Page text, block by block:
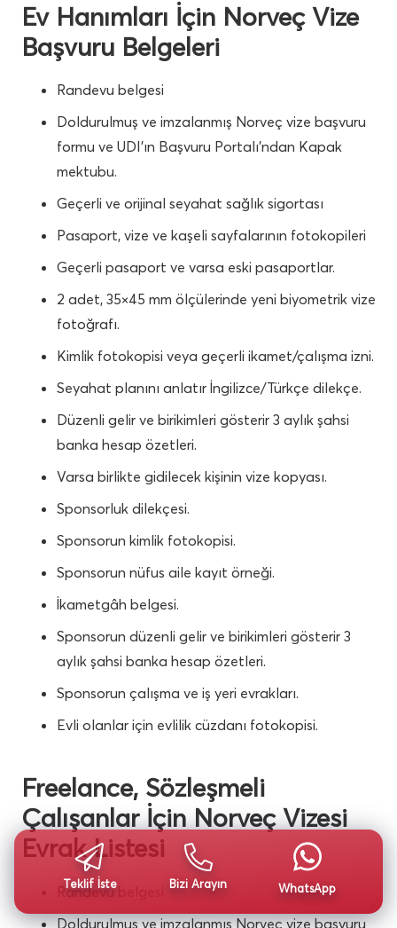
Ev Hanımları İçin Norveç Vize
Başvuru Belgeleri
Randevu belgesi
Doldurulmuş ve imzalanmış Norveç vize başvuru
formu ve UDI’ın Başvuru Portalı’ndan Kapak
mektubu.
Geçerli ve orijinal seyahat sağlık sigortası
Pasaport, vize ve kaşeli sayfalarının fotokopileri
Geçerli pasaport ve varsa eski pasaportlar.
2 adet, 35×45 mm ölçülerinde yeni biyometrik vize
fotoğrafı.
Kimlik fotokopisi veya geçerli ikamet/çalışma izni.
Seyahat planını anlatır İngilizce/Türkçe dilekçe.
Düzenli gelir ve birikimleri gösterir 3 aylık şahsi
banka hesap özetleri.
Varsa birlikte gidilecek kişinin vize kopyası.
Sponsorluk dilekçesi.
Sponsorun kimlik fotokopisi.
Sponsorun nüfus aile kayıt örneği.
İkametgâh belgesi.
Sponsorun düzenli gelir ve birikimleri gösterir 3
aylık şahsi banka hesap özetleri.
Sponsorun çalışma ve iş yeri evrakları.
Evli olanlar için evlilik cüzdanı fotokopisi.
Freelance, Sözleşmeli
Çalışanlar İçin Norveç Vizesi
Evrak Listesi
Randevu belgesi
Doldurulmuş ve imzalanmış Norveç vize başvuru
Teklif İste Bizi Arayın WhatsApp